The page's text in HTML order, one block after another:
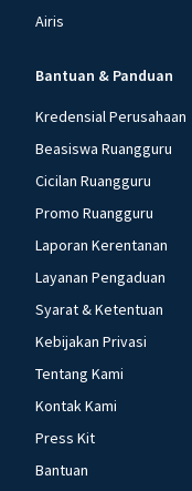
Airis
Bantuan & Panduan
Kredensial Perusahaan
Beasiswa Ruangguru
Cicilan Ruangguru
Promo Ruangguru
Laporan Kerentanan
Layanan Pengaduan
Syarat & Ketentuan
Kebijakan Privasi
Tentang Kami
Kontak Kami
Press Kit
Bantuan